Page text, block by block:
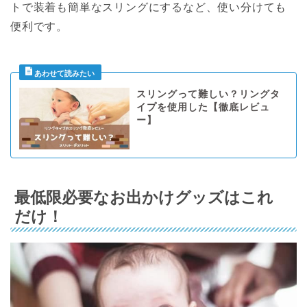
トで装着も簡単なスリングにするなど、使い分けても
便利です。
スリングって難しい？リングタ
イプを使用した【徹底レビュ
ー】
最低限必要なお出かけグッズはこれ
だけ！